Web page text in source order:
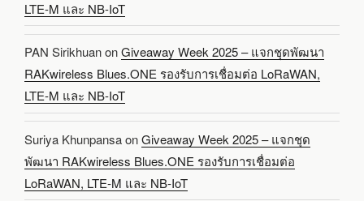
LTE-M และ NB-IoT
PAN SirikhuanonGiveaway Week 2025 – แจกชุดพัฒนา
RAKwireless Blues.ONE รองรับการเชื่อมต่อ LoRaWAN,
LTE-M และ NB-IoT
Suriya KhunpansaonGiveaway Week 2025 – แจกชุด
พัฒนา RAKwireless Blues.ONE รองรับการเชื่อมต่อ
LoRaWAN, LTE-M และ NB-IoT